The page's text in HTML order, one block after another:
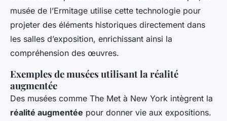
musée de l’Ermitage utilise cette technologie pour
projeter des éléments historiques directement dans
les salles d’exposition, enrichissant ainsi la
compréhension des œuvres.
Exemples de musées utilisant la réalité
augmentée
Des musées comme The Met à New York intègrent la
réalité augmentée pour donner vie aux expositions.